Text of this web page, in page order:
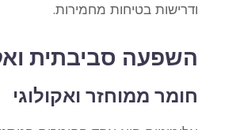
ודרישות בטיחות מחמירות.
השפעה סביבתית
חומר ממוחזר ואקולוגי